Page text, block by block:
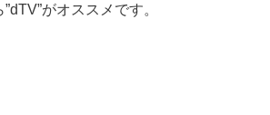
がオススメです。